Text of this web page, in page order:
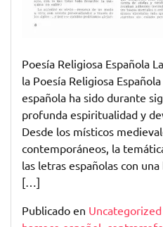
Poesía Religiosa Española
la Poesía Religiosa
española ha sido durante
profunda espiritualidad y
Desde los místicos
contemporáneos, la
las letras españolas con
[…]
Publicado en Uncategorized